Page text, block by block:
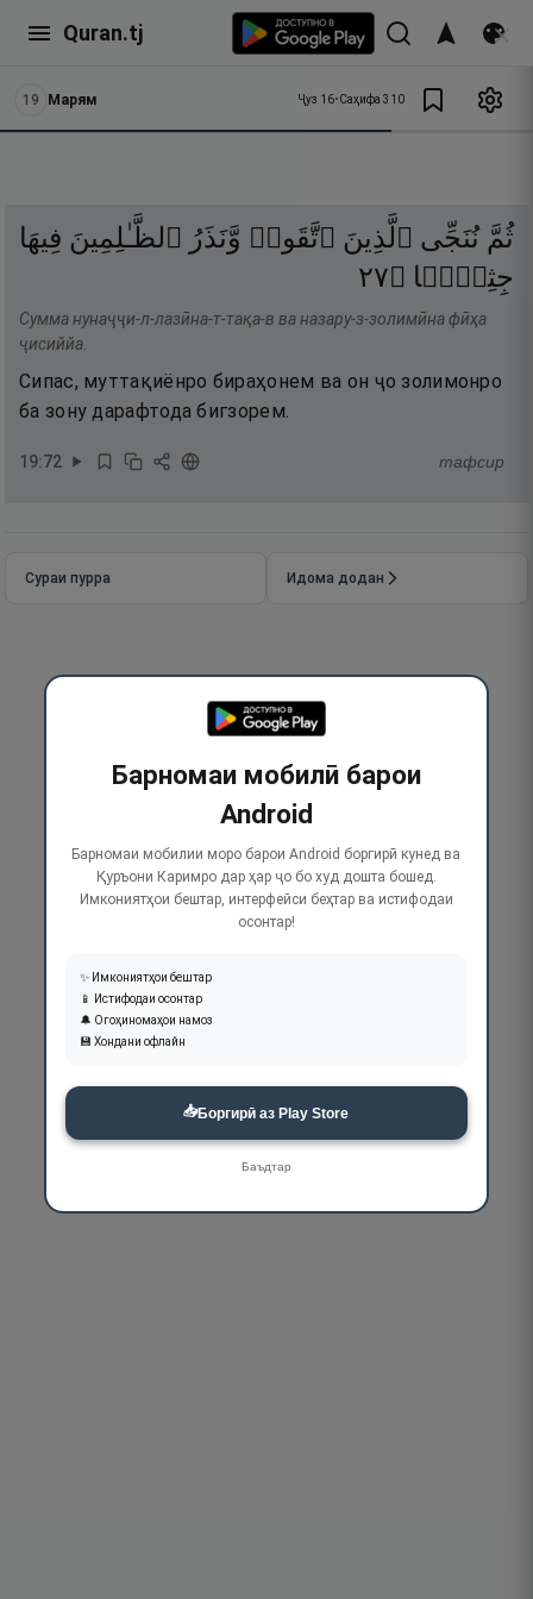
Quran.tj
19 Марям Ҷуз 16•Саҳифа 310
ثُمَّ نُنَجِّى ٱلَّذِينَ ٱتَّقَوا۟ وَّنَذَرُ ٱلظَّـٰلِمِينَ فِيهَا
جِثِيًّۭا ۝٧٢
Сумма нунаҷҷи-л-лазӣна-т-тақа-в ва назару-з-золимӣна фӣҳа
ҷисиййа.
Сипас, муттақиёнро бираҳонем ва он ҷо золимонро
ба зону дарафтода бигзорем.
19:72 тафсир
Сураи пурра Идома додан
Барномаи мобилӣ барои
Android
Барномаи мобилии моро барои Android боргирӣ кунед ва
Қуръони Каримро дар ҳар ҷо бо худ дошта бошед.
Имкониятҳои бештар, интерфейси беҳтар ва истифодаи
осонтар!
✨ Имкониятҳои бештар
📱 Истифодаи осонтар
🔔 Огоҳиномаҳои намоз
💾 Хондани офлайн
📥Боргирӣ аз Play Store
Баъдтар